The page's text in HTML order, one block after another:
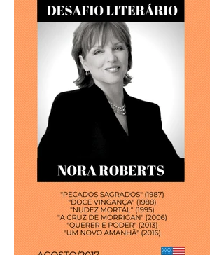
Análise Literária: Markus
Zusak